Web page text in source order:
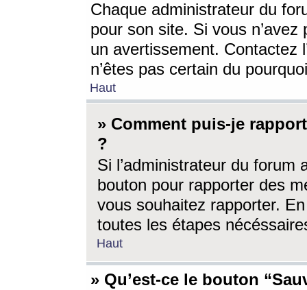
Chaque administrateur du
pour son site. Si vous
un avertissement. Contactez
n’êtes pas certain du
Haut
» Comment puis-je
?
Si l’administrateur du forum
bouton pour rapporter des
vous souhaitez rapporter.
toutes les étapes
Haut
» Qu’est-ce le bouton